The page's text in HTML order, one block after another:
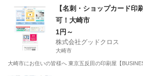
青葉通一番町駅 営業
【名刺・ショップカード印
可！大崎市
1円～
株式会社グッドクロス
大崎市
大崎市にお住いの皆様へ 東京五反田の印刷屋【